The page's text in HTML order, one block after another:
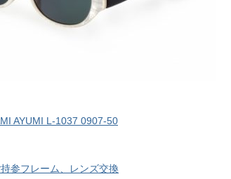
AYUMI L-1037 0907-50
参フレーム、レンズ交換